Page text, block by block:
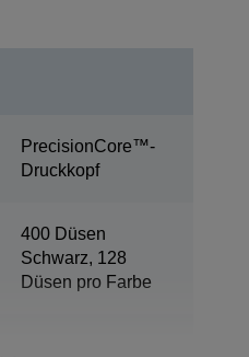
PrecisionCore™-
Druckkopf
400 Düsen
Schwarz, 128
Düsen pro Farbe